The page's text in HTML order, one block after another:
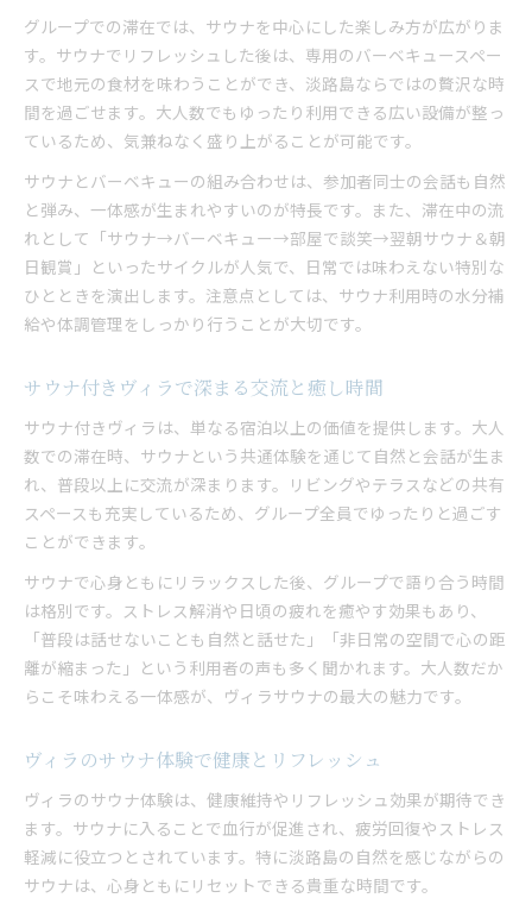
グループでの滞在では、サウナを中心にした楽しみ方が広がりま
す。サウナでリフレッシュした後は、専用のバーベキュースペー
スで地元の食材を味わうことができ、淡路島ならではの贅沢な時
間を過ごせます。大人数でもゆったり利用できる広い設備が整っ
ているため、気兼ねなく盛り上がることが可能です。
サウナとバーベキューの組み合わせは、参加者同士の会話も自然
と弾み、一体感が生まれやすいのが特長です。また、滞在中の流
れとして「サウナ→バーベキュー→部屋で談笑→翌朝サウナ＆朝
日観賞」といったサイクルが人気で、日常では味わえない特別な
ひとときを演出します。注意点としては、サウナ利用時の水分補
給や体調管理をしっかり行うことが大切です。
サウナ付きヴィラで深まる交流と癒し時間
サウナ付きヴィラは、単なる宿泊以上の価値を提供します。大人
数での滞在時、サウナという共通体験を通じて自然と会話が生ま
れ、普段以上に交流が深まります。リビングやテラスなどの共有
スペースも充実しているため、グループ全員でゆったりと過ごす
ことができます。
サウナで心身ともにリラックスした後、グループで語り合う時間
は格別です。ストレス解消や日頃の疲れを癒やす効果もあり、
「普段は話せないことも自然と話せた」「非日常の空間で心の距
離が縮まった」という利用者の声も多く聞かれます。大人数だか
らこそ味わえる一体感が、ヴィラサウナの最大の魅力です。
ヴィラのサウナ体験で健康とリフレッシュ
ヴィラのサウナ体験は、健康維持やリフレッシュ効果が期待でき
ます。サウナに入ることで血行が促進され、疲労回復やストレス
軽減に役立つとされています。特に淡路島の自然を感じながらの
サウナは、心身ともにリセットできる貴重な時間です。